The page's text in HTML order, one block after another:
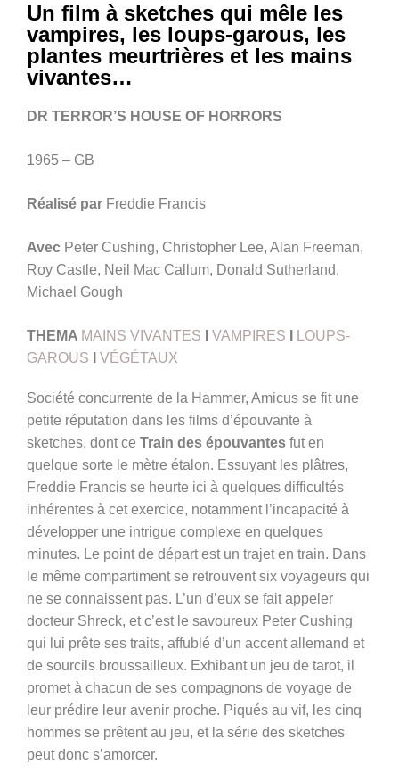
Un film à sketches qui mêle les
vampires, les loups-garous, les
plantes meurtrières et les mains
vivantes…
DR TERROR’S HOUSE OF HORRORS
1965 – GB
Réalisé par Freddie Francis
Avec Peter Cushing, Christopher Lee, Alan Freeman,
Roy Castle, Neil Mac Callum, Donald Sutherland,
Michael Gough
THEMA MAINS VIVANTES VAMPIRES
LOUPS-
GAROUS
VÉGÉTAUX
Société concurrente de la Hammer, Amicus se fit une
petite réputation dans les films d’épouvante à
sketches, dont ce Train des épouvantes fut en
quelque sorte le mètre étalon. Essuyant les plâtres,
Freddie Francis se heurte ici à quelques difficultés
inhérentes à cet exercice, notamment l’incapacité à
développer une intrigue complexe en quelques
minutes. Le point de départ est un trajet en train. Dans
le même compartiment se retrouvent six voyageurs qui
ne se connaissent pas. L’un d’eux se fait appeler
docteur Shreck, et c’est le savoureux Peter Cushing
qui lui prête ses traits, affublé d’un accent allemand et
de sourcils broussailleux. Exhibant un jeu de tarot, il
promet à chacun de ses compagnons de voyage de
leur prédire leur avenir proche. Piqués au vif, les cinq
hommes se prêtent au jeu, et la série des sketches
peut donc s’amorcer.